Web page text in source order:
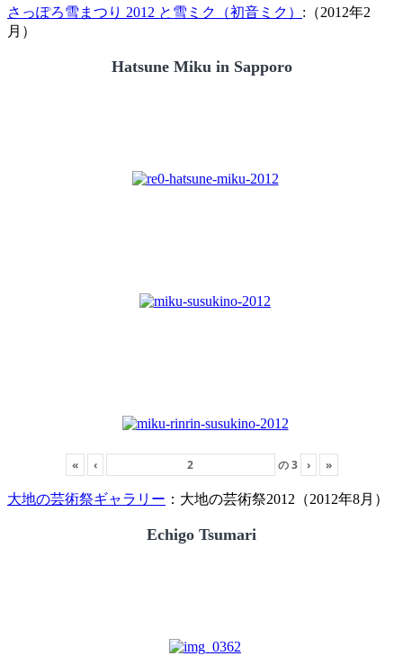
さっぽろ雪まつり 2012 と雪ミク（初音ミク） :（2012年2
月）
Hatsune Miku in Sapporo
« ‹ の3 › »
大地の芸術祭ギャラリー ：大地の芸術祭2012（2012年8月）
Echigo Tsumari